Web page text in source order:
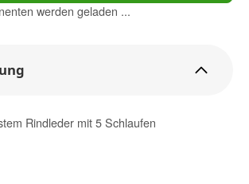
werden geladen ...
Rindleder mit 5 Schlaufen